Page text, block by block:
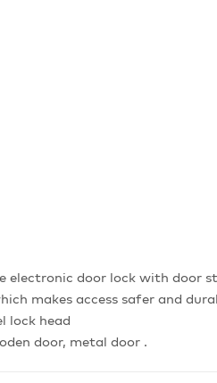
electronic door lock with door
makes access safer and
lock head
door, metal door .